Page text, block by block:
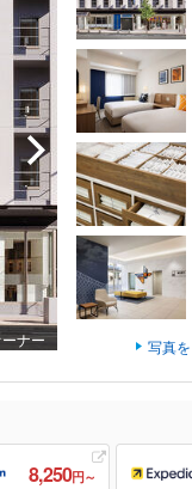
ナー 写真
8,250円～